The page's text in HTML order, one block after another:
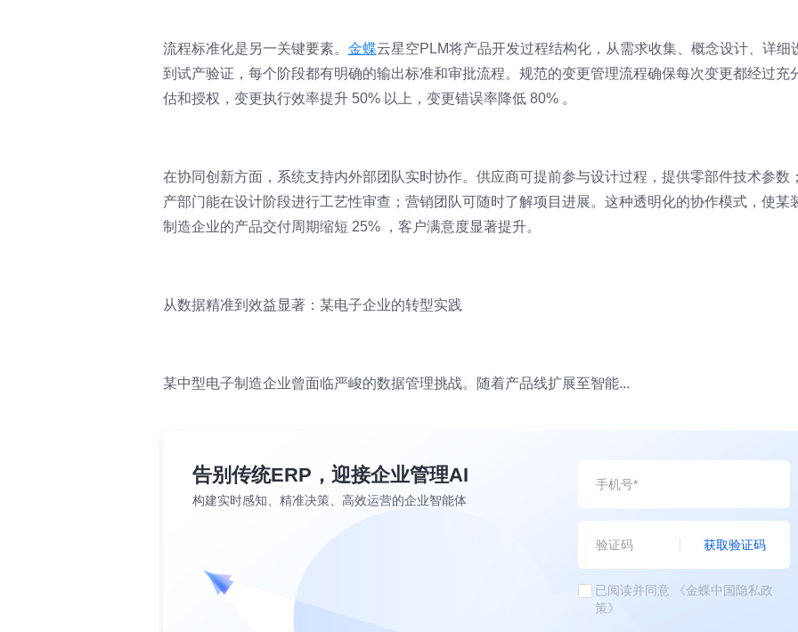
流程标准化是另一关键要素。 金蝶云星空PLM将产品开发过程结构化，从需求收集、概念设计、详细
到试产验证，每个阶段都有明确的输出标准和审批流程。规范的变更管理流程确保每次变更都经过充
估和授权，变更执行效率提升 50% 以上，变更错误率降低 80% 。
在协同创新方面，系统支持内外部团队实时协作。供应商可提前参与设计过程，提供零部件技术参数
产部门能在设计阶段进行工艺性审查；营销团队可随时了解项目进展。这种透明化的协作模式，使某
制造企业的产品交付周期缩短 25% ，客户满意度显著提升。
从数据精准到效益显著：某电子企业的转型实践
某中型电子制造企业曾面临严峻的数据管理挑战。随着产品线扩展至智能...
告别传统ERP，迎接企业管理AI
构建实时感知、精准决策、高效运营的企业智能体
获取验证码
已阅读并同意
《金蝶中国隐私政
策》